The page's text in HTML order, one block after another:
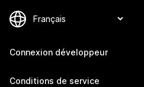
Connexion développeur
Conditions de service